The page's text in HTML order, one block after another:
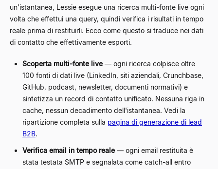
un'istantanea, Lessie esegue una ricerca multi-fonte live ogni
volta che effettui una query, quindi verifica i risultati in tempo
reale prima di restituirli. Ecco come questo si traduce nei dati
di contatto che effettivamente esporti.
Scoperta multi-fonte live— ogni ricerca colpisce oltre
100 fonti di dati live (LinkedIn, siti aziendali, Crunchbase,
GitHub, podcast, newsletter, documenti normativi) e
sintetizza un record di contatto unificato. Nessuna riga in
cache, nessun decadimento dell'istantanea. Vedi la
ripartizione completa sulla pagina di generazione di lead
B2B.
Verifica email in tempo reale— ogni email restituita è
stata testata SMTP e segnalata come catch-all entro